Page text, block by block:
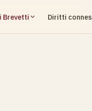
Brevetti Diritti